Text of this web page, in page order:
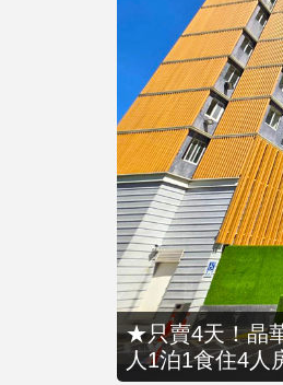
★只賣4天！晶
人1泊1食住4人